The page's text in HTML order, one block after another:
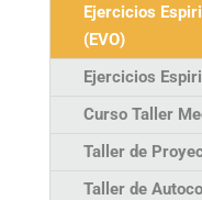
Ejercicios
(EVO)
Ejercicios
Curso Taller
Taller de
Taller de